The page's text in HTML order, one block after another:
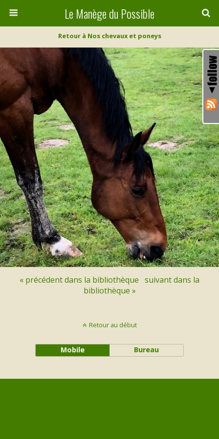
Le Manège du Possible
Retour à Nos chevaux et poneys
« précédent dans la bibliothèque suivant dans la
bibliothèque »
Retour au début
Mobile Bureau